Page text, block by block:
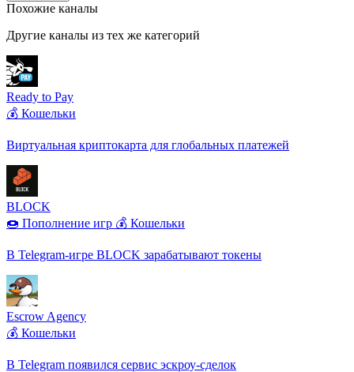
Похожие каналы
Другие каналы из тех же категорий
Ready to Pay
💰 Кошельки
Виртуальная криптокарта для глобальных платежей
BLOCK
🍩 Пополнение игр 💰 Кошельки
В Telegram-игре BLOCK зарабатывают токены
Escrow Agency
💰 Кошельки
В Telegram появился сервис эскроу-сделок